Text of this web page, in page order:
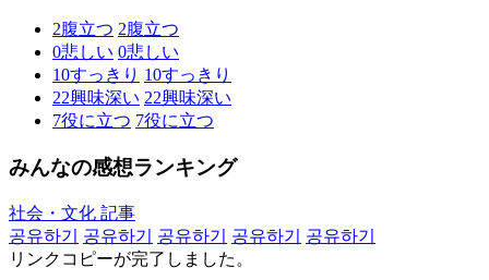
2腹立つ 2腹立つ
0悲しい 0悲しい
10すっきり 10すっきり
22興味深い 22興味深い
7役に立つ 7役に立つ
みんなの感想ランキング
社会・文化 記事
공유하기
공유하기 공유하기 공유하기
공유하기
リンクコピーが完了しました。